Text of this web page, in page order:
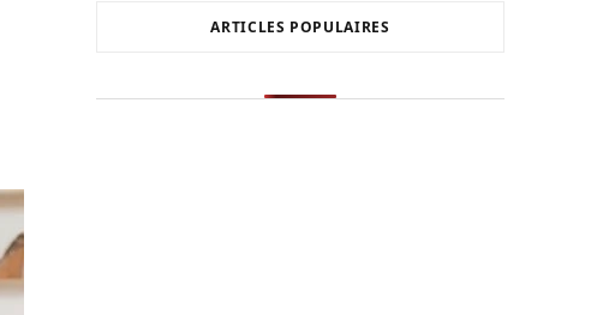
ARTICLES POPULAIRES